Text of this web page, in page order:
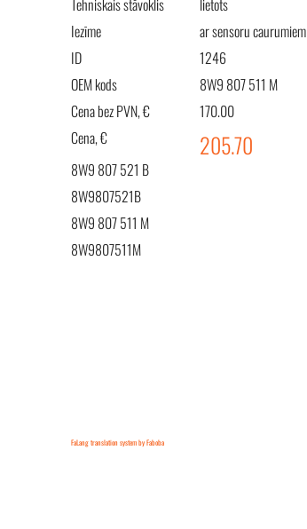
Iezīme
ar sensoru caurumiem
ID
1246
OEM kods
8W9 807 511 M
Cena bez PVN, €
170.00
Cena, €
205.70
8W9 807 521 B
8W9807521B
8W9 807 511 M
8W9807511M
FaLang translation system by Faboba